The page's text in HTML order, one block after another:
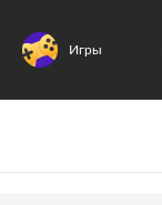
Игры